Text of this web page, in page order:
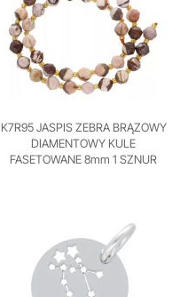
K7R95 JASPIS ZEBRA BRĄZOWY
DIAMENTOWY KULE
FASETOWANE 8mm 1 SZNUR